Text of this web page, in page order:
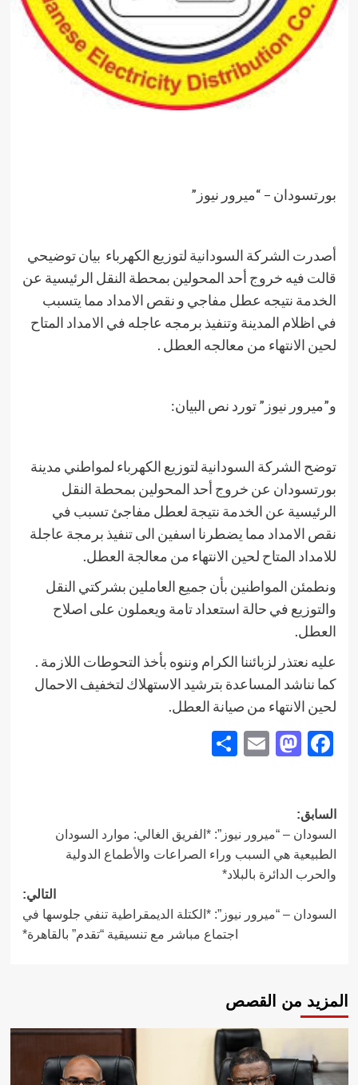
بورتسودان – “ميرور نيوز”
أصدرت الشركة السودانية لتوزيع الكهرباء بيان توضيحي
قالت فيه خروج أحد المحولين بمحطة النقل الرئيسية عن
الخدمة نتيجه عطل مفاجي و نقص الامداد مما يتسبب
في اظلام المدينة وتنفيذ برمجه عاجله في الامداد المتاح
لحين الانتهاء من معالجه العطل .
و”ميرور نيوز” تورد نص البيان:
توضح الشركة السودانية لتوزيع الكهرباء لمواطني مدينة
بورتسودان عن خروج أحد المحولين بمحطة النقل
الرئيسية عن الخدمة نتيجة لعطل مفاجئ تسبب في
نقص الامداد مما يضطرنا اسفين الى تنفيذ برمجة عاجلة
للامداد المتاح لحين الانتهاء من معالجة العطل.
ونطمئن المواطنين بأن جميع العاملين بشركتي النقل
والتوزيع في حالة استعداد تامة ويعملون على اصلاح
العطل.
عليه نعتذر لزبائننا الكرام وننوه بأخذ التحوطات اللازمة .
كما نناشد المساعدة بترشيد الاستهلاك لتخفيف الاحمال
لحين الانتهاء من صيانة العطل.
Facebook
Mastodon
Email
تصفّح
المقالات
السابق:
السودان – “ميرور نيوز”: *الفريق الغالي: موارد السودان
الطبيعية هي السبب وراء الصراعات والأطماع الدولية
والحرب الدائرة بالبلاد*
التالي:
السودان – “ميرور نيوز”: *الكتلة الديمقراطية تنفي جلوسها في
اجتماع مباشر مع تنسيقية “تقدم” بالقاهرة*
المزيد من القصص